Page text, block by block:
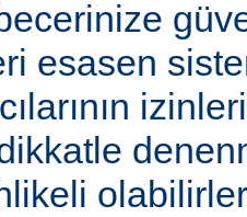
esasen